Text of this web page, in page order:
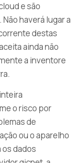
e são
haverá lugar a
destas
ainda não
a inventore
o risco por
de
ou o aparelho
dados